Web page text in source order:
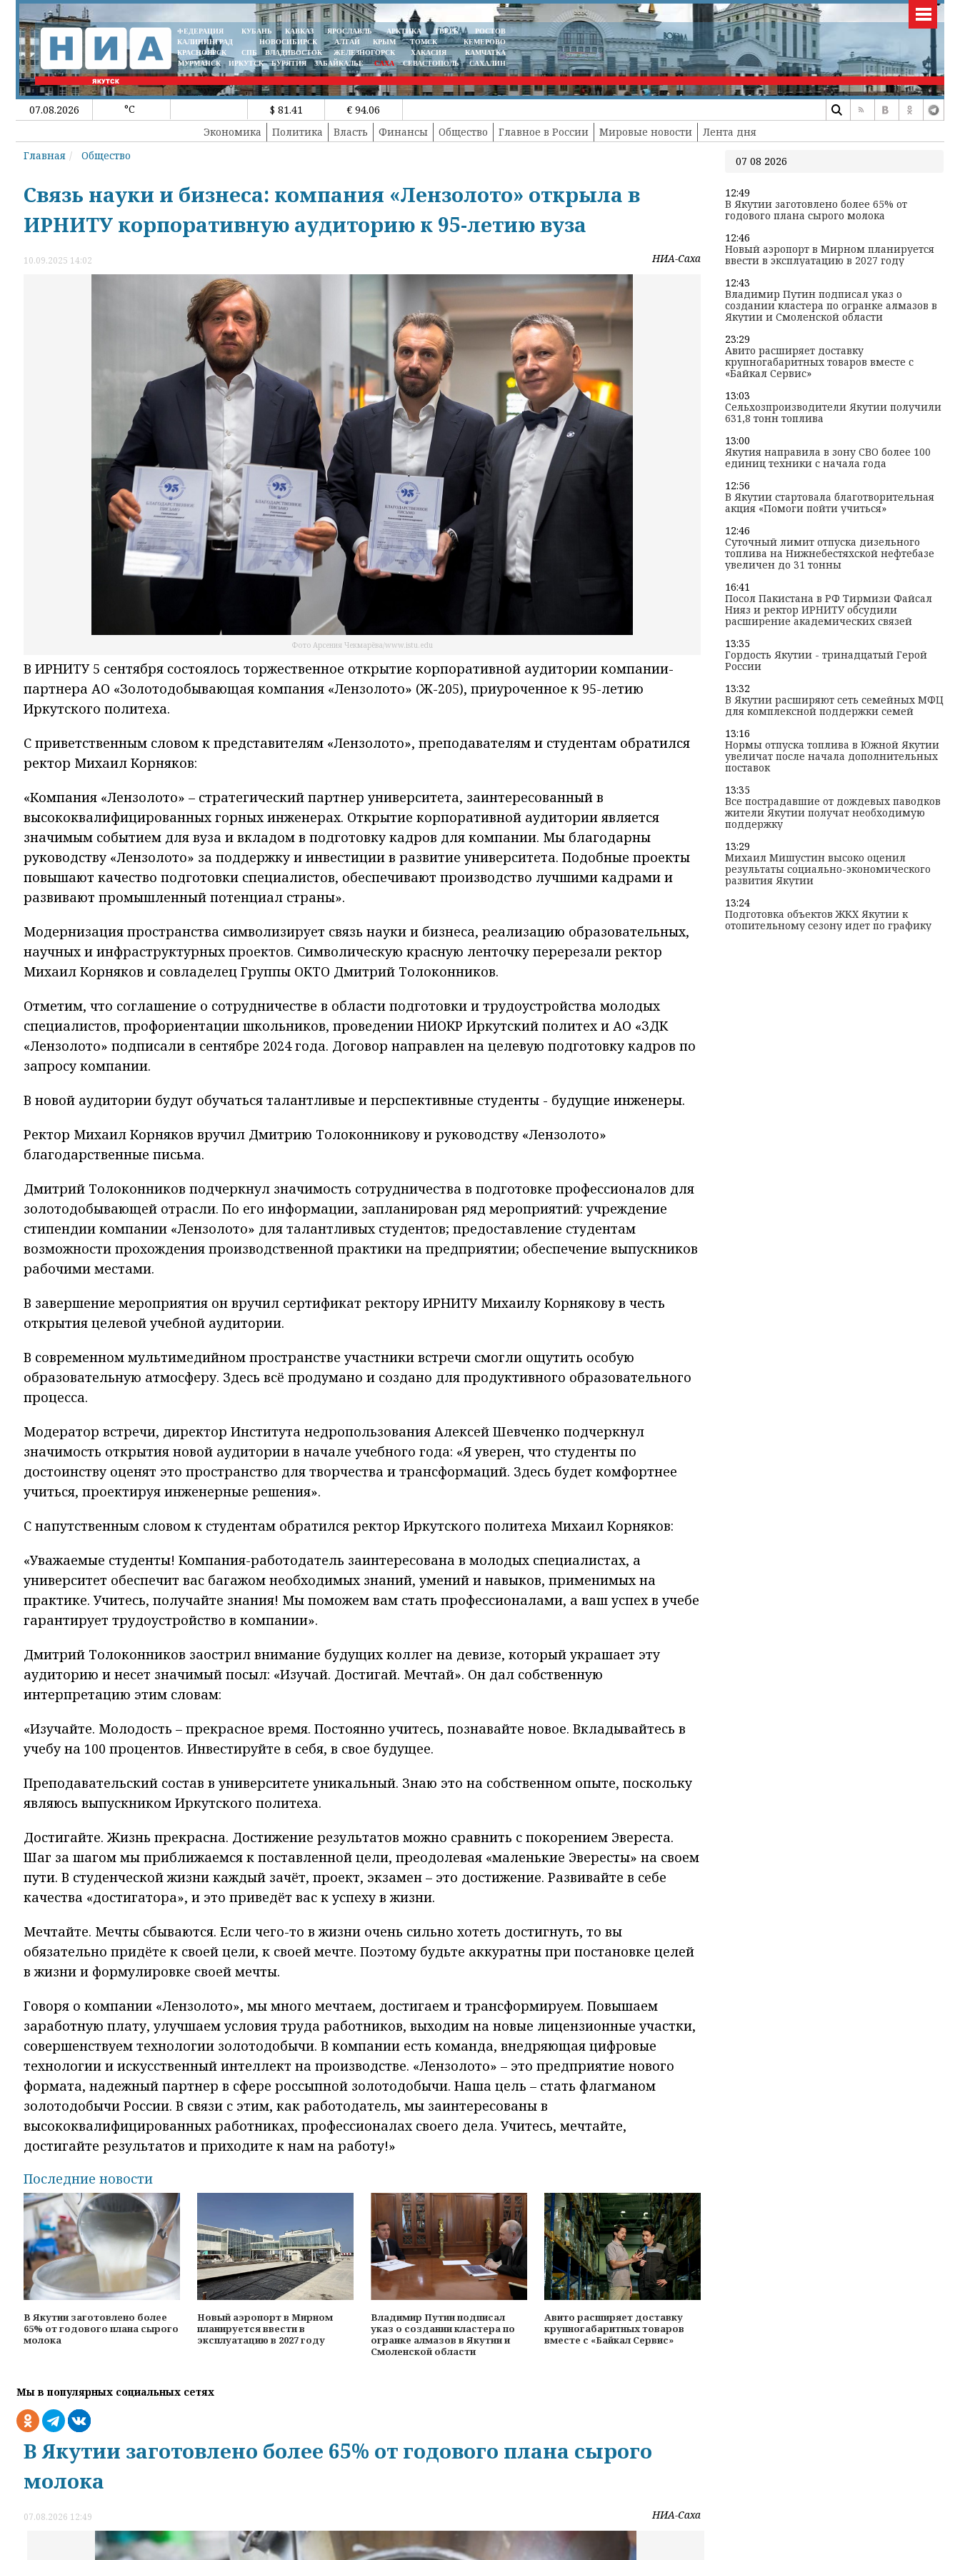
ФЕДЕРАЦИЯ КУБАНЬ КАВКАЗ ЯРОСЛАВЛЬ АРКТИКА ТВЕРЬ
РОСТОВ
КАЛИНИНГРАД
НОВОСИБИРСК АЛТАЙ КРЫМ ТОМСК
КЕМЕРОВО
КРАСНОЯРСК
СПБ ВЛАДИВОСТОК ЖЕЛЕЗНОГОРСК ХАКАСИЯ
КАМЧАТКА
МУРМАНСК
ИРКУТСК БУРЯТИЯ ЗАБАЙКАЛЬЕ САХА СЕВАСТОПОЛЬ САХАЛИН
07.08.2026 °C $ 81.41
€ 94.06
Экономика
Политика Власть Финансы Общество Главное в России Мировые новости
Лента дня
Главная
Общество
Связь науки и бизнеса: компания «Лензолото» открыла в
ИРНИТУ корпоративную аудиторию к 95-летию вуза
10.09.2025 14:02 НИА-Саха
Фото Арсения Чекмарёва/www.istu.edu
В ИРНИТУ 5 сентября состоялось торжественное открытие корпоративной аудитории компании-
партнера АО «Золотодобывающая компания «Лензолото» (Ж-205), приуроченное к 95-летию
Иркутского политеха.
С приветственным словом к представителям «Лензолото», преподавателям и студентам обратился
ректор Михаил Корняков:
«Компания «Лензолото» – стратегический партнер университета, заинтересованный в
высококвалифицированных горных инженерах. Открытие корпоративной аудитории является
значимым событием для вуза и вкладом в подготовку кадров для компании. Мы благодарны
руководству «Лензолото» за поддержку и инвестиции в развитие университета. Подобные проекты
повышают качество подготовки специалистов, обеспечивают производство лучшими кадрами и
развивают промышленный потенциал страны».
Модернизация пространства символизирует связь науки и бизнеса, реализацию образовательных,
научных и инфраструктурных проектов. Символическую красную ленточку перерезали ректор
Михаил Корняков и совладелец Группы ОКТО Дмитрий Толоконников.
Отметим, что соглашение о сотрудничестве в области подготовки и трудоустройства молодых
специалистов, профориентации школьников, проведении НИОКР Иркутский политех и АО «ЗДК
«Лензолото» подписали в сентябре 2024 года. Договор направлен на целевую подготовку кадров по
запросу компании.
В новой аудитории будут обучаться талантливые и перспективные студенты - будущие инженеры.
Ректор Михаил Корняков вручил Дмитрию Толоконникову и руководству «Лензолото»
благодарственные письма.
Дмитрий Толоконников подчеркнул значимость сотрудничества в подготовке профессионалов для
золотодобывающей отрасли. По его информации, запланирован ряд мероприятий: учреждение
стипендии компании «Лензолото» для талантливых студентов; предоставление студентам
возможности прохождения производственной практики на предприятии; обеспечение выпускников
рабочими местами.
В завершение мероприятия он вручил сертификат ректору ИРНИТУ Михаилу Корнякову в честь
открытия целевой учебной аудитории.
В современном мультимедийном пространстве участники встречи смогли ощутить особую
образовательную атмосферу. Здесь всё продумано и создано для продуктивного образовательного
процесса.
Модератор встречи, директор Института недропользования Алексей Шевченко подчеркнул
значимость открытия новой аудитории в начале учебного года: «Я уверен, что студенты по
достоинству оценят это пространство для творчества и трансформаций. Здесь будет комфортнее
учиться, проектируя инженерные решения».
С напутственным словом к студентам обратился ректор Иркутского политеха Михаил Корняков:
«Уважаемые студенты! Компания-работодатель заинтересована в молодых специалистах, а
университет обеспечит вас багажом необходимых знаний, умений и навыков, применимых на
практике. Учитесь, получайте знания! Мы поможем вам стать профессионалами, а ваш успех в учебе
гарантирует трудоустройство в компании».
Дмитрий Толоконников заострил внимание будущих коллег на девизе, который украшает эту
аудиторию и несет значимый посыл: «Изучай. Достигай. Мечтай». Он дал собственную
интерпретацию этим словам:
«Изучайте. Молодость – прекрасное время. Постоянно учитесь, познавайте новое. Вкладывайтесь в
учебу на 100 процентов. Инвестируйте в себя, в свое будущее.
Преподавательский состав в университете уникальный. Знаю это на собственном опыте, поскольку
являюсь выпускником Иркутского политеха.
Достигайте. Жизнь прекрасна. Достижение результатов можно сравнить с покорением Эвереста.
Шаг за шагом мы приближаемся к поставленной цели, преодолевая «маленькие Эвересты» на своем
пути. В студенческой жизни каждый зачёт, проект, экзамен – это достижение. Развивайте в себе
качества «достигатора», и это приведёт вас к успеху в жизни.
Мечтайте. Мечты сбываются. Если чего-то в жизни очень сильно хотеть достигнуть, то вы
обязательно придёте к своей цели, к своей мечте. Поэтому будьте аккуратны при постановке целей
в жизни и формулировке своей мечты.
Говоря о компании «Лензолото», мы много мечтаем, достигаем и трансформируем. Повышаем
заработную плату, улучшаем условия труда работников, выходим на новые лицензионные участки,
совершенствуем технологии золотодобычи. В компании есть команда, внедряющая цифровые
технологии и искусственный интеллект на производстве. «Лензолото» – это предприятие нового
формата, надежный партнер в сфере россыпной золотодобычи. Наша цель – стать флагманом
золотодобычи России. В связи с этим, как работодатель, мы заинтересованы в
высококвалифицированных работниках, профессионалах своего дела. Учитесь, мечтайте,
достигайте результатов и приходите к нам на работу!»
Последние новости
В Якутии заготовлено более
65% от годового плана сырого
молока
Новый аэропорт в Мирном
планируется ввести в
эксплуатацию в 2027 году
Владимир Путин подписал
указ о создании кластера по
огранке алмазов в Якутии и
Смоленской области
Авито расширяет доставку
крупногабаритных товаров
вместе с «Байкал Сервис»
Мы в популярных социальных сетях
В Якутии заготовлено более 65% от годового плана сырого
молока
07.08.2026 12:49 НИА-Саха
07 08 2026
12:49
В Якутии заготовлено более 65% от
годового плана сырого молока
12:46
Новый аэропорт в Мирном планируется
ввести в эксплуатацию в 2027 году
12:43
Владимир Путин подписал указ о
создании кластера по огранке алмазов в
Якутии и Смоленской области
23:29
Авито расширяет доставку
крупногабаритных товаров вместе с
«Байкал Сервис»
13:03
Сельхозпроизводители Якутии получили
631,8 тонн топлива
13:00
Якутия направила в зону СВО более 100
единиц техники с начала года
12:56
В Якутии стартовала благотворительная
акция «Помоги пойти учиться»
12:46
Суточный лимит отпуска дизельного
топлива на Нижнебестяхской нефтебазе
увеличен до 31 тонны
16:41
Посол Пакистана в РФ Тирмизи Файсал
Нияз и ректор ИРНИТУ обсудили
расширение академических связей
13:35
Гордость Якутии - тринадцатый Герой
России
13:32
В Якутии расширяют сеть семейных МФЦ
для комплексной поддержки семей
13:16
Нормы отпуска топлива в Южной Якутии
увеличат после начала дополнительных
поставок
13:35
Все пострадавшие от дождевых паводков
жители Якутии получат необходимую
поддержку
13:29
Михаил Мишустин высоко оценил
результаты социально-экономического
развития Якутии
13:24
Подготовка объектов ЖКХ Якутии к
отопительному сезону идет по графику